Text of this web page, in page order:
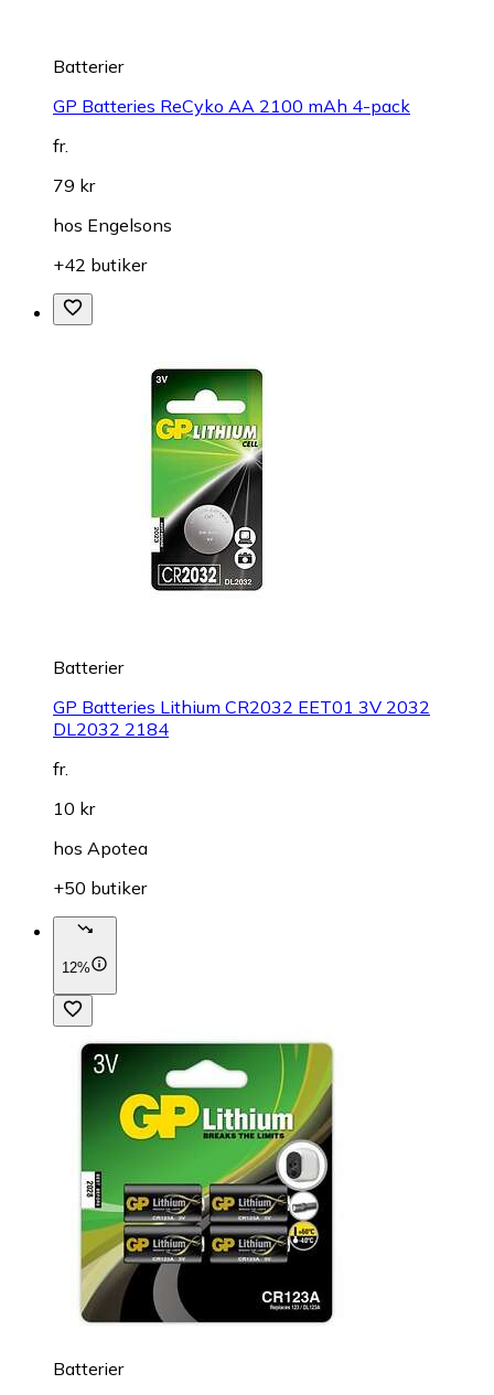
Batterier
GP Batteries ReCyko AA 2100 mAh 4-pack
fr.
79 kr
hos Engelsons
+42 butiker
Batterier
GP Batteries Lithium CR2032 EET01 3V 2032
DL2032 2184
fr.
10 kr
hos Apotea
+50 butiker
12%
Batterier